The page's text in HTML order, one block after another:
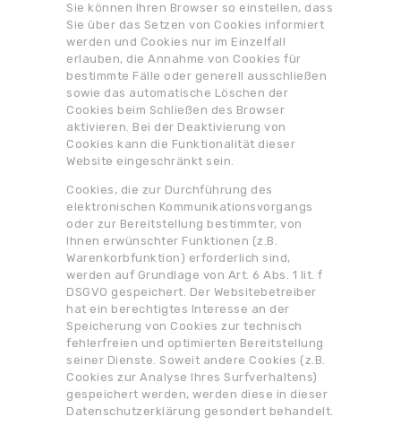
Sie können Ihren Browser so einstellen, dass
Sie über das Setzen von Cookies informiert
werden und Cookies nur im Einzelfall
erlauben, die Annahme von Cookies für
bestimmte Fälle oder generell ausschließen
sowie das automatische Löschen der
Cookies beim Schließen des Browser
aktivieren. Bei der Deaktivierung von
Cookies kann die Funktionalität dieser
Website eingeschränkt sein.
Cookies, die zur Durchführung des
elektronischen Kommunikationsvorgangs
oder zur Bereitstellung bestimmter, von
Ihnen erwünschter Funktionen (z.B.
Warenkorbfunktion) erforderlich sind,
werden auf Grundlage von Art. 6 Abs. 1 lit. f
DSGVO gespeichert. Der Websitebetreiber
hat ein berechtigtes Interesse an der
Speicherung von Cookies zur technisch
fehlerfreien und optimierten Bereitstellung
seiner Dienste. Soweit andere Cookies (z.B.
Cookies zur Analyse Ihres Surfverhaltens)
gespeichert werden, werden diese in dieser
Datenschutzerklärung gesondert behandelt.